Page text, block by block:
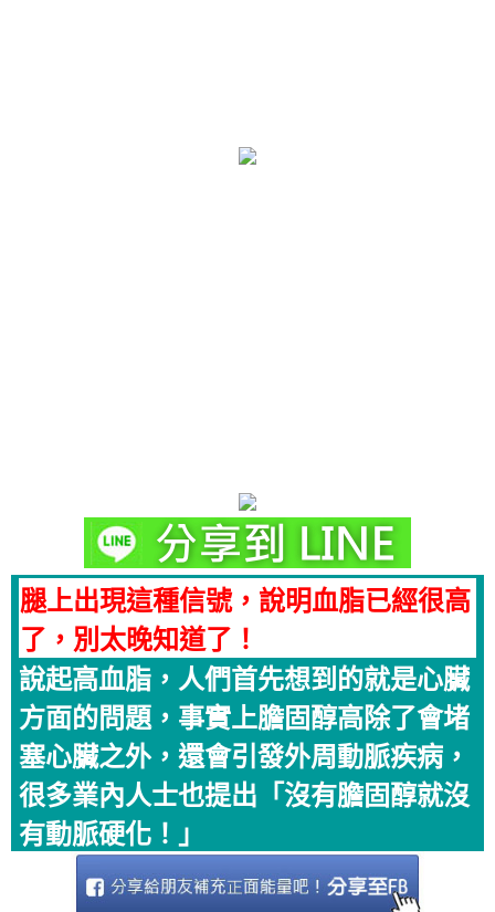
腿上出現這種信號，說明血脂已經很高
了，別太晚知道了！
說起高血脂，人們首先想到的就是心臟
方面的問題，事實上膽固醇高除了會堵
塞心臟之外，還會引發外周動脈疾病，
很多業內人士也提出「沒有膽固醇就沒
有動脈硬化！」